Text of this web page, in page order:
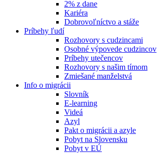
2% z dane
Kariéra
Dobrovoľníctvo a stáže
Príbehy ľudí
Rozhovory s cudzincami
Osobné výpovede cudzincov
Príbehy utečencov
Rozhovory s našim tímom
Zmiešané manželstvá
Info o migrácii
Slovník
E-learning
Videá
Azyl
Pakt o migrácii a azyle
Pobyt na Slovensku
Pobyt v EÚ